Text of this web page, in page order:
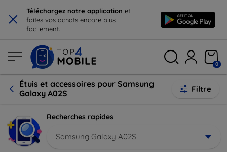
× Téléchargez notre application et
faites vos achats encore plus
facilement.
0
Étuis et accessoires pour Samsung
Galaxy A02S
Filtre
Recherches rapides
Samsung Galaxy A02S